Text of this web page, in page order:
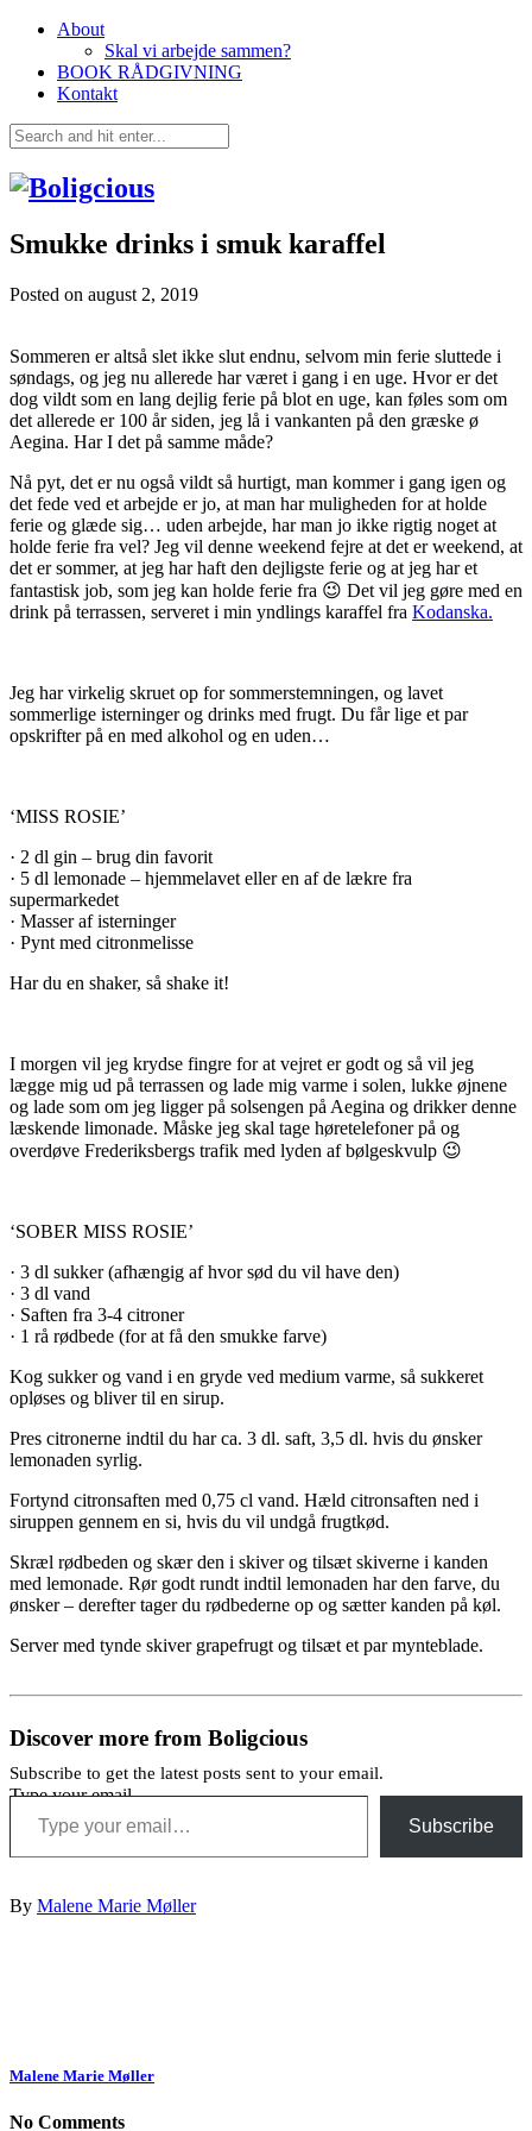
About
Skal vi arbejde sammen?
BOOK RÅDGIVNING
Kontakt
Smukke drinks i smuk karaffel
Posted on august 2, 2019
Sommeren er altså slet ikke slut endnu, selvom min ferie sluttede i
søndags, og jeg nu allerede har været i gang i en uge. Hvor er det
dog vildt som en lang dejlig ferie på blot en uge, kan føles som om
det allerede er 100 år siden, jeg lå i vankanten på den græske ø
Aegina. Har I det på samme måde?
Nå pyt, det er nu også vildt så hurtigt, man kommer i gang igen og
det fede ved et arbejde er jo, at man har muligheden for at holde
ferie og glæde sig… uden arbejde, har man jo ikke rigtig noget at
holde ferie fra vel? Jeg vil denne weekend fejre at det er weekend, at
det er sommer, at jeg har haft den dejligste ferie og at jeg har et
fantastisk job, som jeg kan holde ferie fra 😉 Det vil jeg gøre med en
drink på terrassen, serveret i min yndlings karaffel fra Kodanska.
Jeg har virkelig skruet op for sommerstemningen, og lavet
sommerlige isterninger og drinks med frugt. Du får lige et par
opskrifter på en med alkohol og en uden…
‘MISS ROSIE’
· 2 dl gin – brug din favorit
· 5 dl lemonade – hjemmelavet eller en af de lækre fra
supermarkedet
· Masser af isterninger
· Pynt med citronmelisse
Har du en shaker, så shake it!
I morgen vil jeg krydse fingre for at vejret er godt og så vil jeg
lægge mig ud på terrassen og lade mig varme i solen, lukke øjnene
og lade som om jeg ligger på solsengen på Aegina og drikker denne
læskende limonade. Måske jeg skal tage høretelefoner på og
overdøve Frederiksbergs trafik med lyden af bølgeskvulp 😉
‘SOBER MISS ROSIE’
· 3 dl sukker (afhængig af hvor sød du vil have den)
· 3 dl vand
· Saften fra 3-4 citroner
· 1 rå rødbede (for at få den smukke farve)
Kog sukker og vand i en gryde ved medium varme, så sukkeret
opløses og bliver til en sirup.
Pres citronerne indtil du har ca. 3 dl. saft, 3,5 dl. hvis du ønsker
lemonaden syrlig.
Fortynd citronsaften med 0,75 cl vand. Hæld citronsaften ned i
siruppen gennem en si, hvis du vil undgå frugtkød.
Skræl rødbeden og skær den i skiver og tilsæt skiverne i kanden
med lemonade. Rør godt rundt indtil lemonaden har den farve, du
ønsker – derefter tager du rødbederne op og sætter kanden på køl.
Server med tynde skiver grapefrugt og tilsæt et par mynteblade.
Discover more from Boligcious
Subscribe to get the latest posts sent to your email.
Type your email…
Subscribe
By Malene Marie Møller
Malene Marie Møller
No Comments